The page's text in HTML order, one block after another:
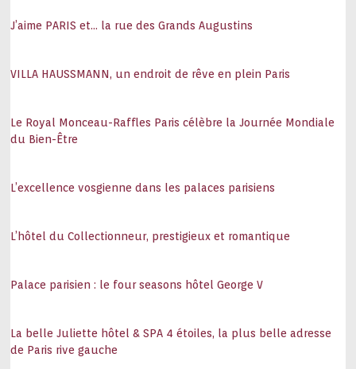
J’aime PARIS et… la rue des Grands Augustins
VILLA HAUSSMANN, un endroit de rêve en plein Paris
Le Royal Monceau-Raffles Paris célèbre la Journée Mondiale
du Bien-Être
L’excellence vosgienne dans les palaces parisiens
L’hôtel du Collectionneur, prestigieux et romantique
Palace parisien : le four seasons hôtel George V
La belle Juliette hôtel & SPA 4 étoiles, la plus belle adresse
de Paris rive gauche